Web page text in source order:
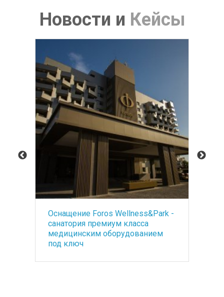
Новости и Кейсы
-
БАК при депрессивных
состояниях: немедикаментозная
помощь в восстановлении